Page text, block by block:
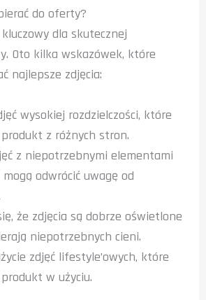
do oferty?
dla skutecznej
Oto kilka wskazówek, które
najlepsze zdjęcia:
wysokiej rozdzielczości, które
z różnych stron.
z niepotrzebnymi elementami
odwrócić uwagę od
że zdjęcia są dobrze oświetlone
niepotrzebnych cieni.
zdjęć lifestyle’owych, które
w użyciu.